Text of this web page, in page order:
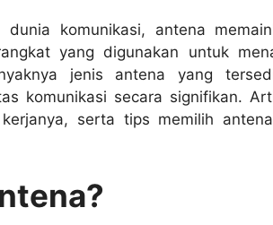
dunia komunikasi, antena
yang digunakan untuk
jenis antena yang
komunikasi secara signifikan.
serta tips memilih